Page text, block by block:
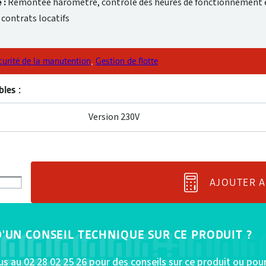
locatifs
de la manutention, Gestion de flotte
:
Version 230V
AJOUTER
CONSEIL TECHNIQUE SUR CE PRODUIT ?
au 02 28 02 25 26 pour des conseils sur ce produit ou